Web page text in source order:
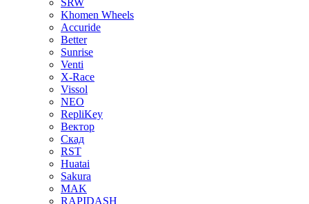
SRW
Khomen Wheels
Accuride
Better
Sunrise
Venti
X-Race
Vissol
NEO
RepliKey
Вектор
Скад
RST
Huatai
Sakura
MAK
RAPIDASH